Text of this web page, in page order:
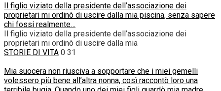
Il figlio viziato della presidente dell’associazione dei
proprietari mi ordinò di uscire dalla mia piscina, senza sapere
chi fossi realmente…
Il figlio viziato della presidente dell’associazione dei
proprietari mi ordinò di uscire dalla mia
STORIE DI VITA 0 31
Mia suocera non riusciva a sopportare che i miei gemelli
volessero più bene all’altra nonna, così raccontò loro una